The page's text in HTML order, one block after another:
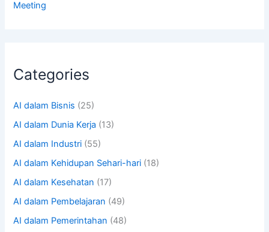
Meeting
Categories
AI dalam Bisnis (25)
AI dalam Dunia Kerja (13)
AI dalam Industri (55)
AI dalam Kehidupan Sehari-hari (18)
AI dalam Kesehatan (17)
AI dalam Pembelajaran (49)
AI dalam Pemerintahan (48)